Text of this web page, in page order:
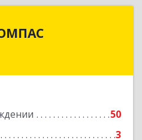
50
3
Коломна г, Л.Толстого